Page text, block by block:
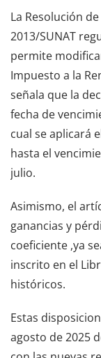
La Resolución
2013/SUNAT
permite
Impuesto a la
señala que la
fecha de
cual se aplicará
hasta el
julio.
Asimismo, el
ganancias y
coeficiente ,ya
inscrito en el
históricos.
Estas
agosto de 2025